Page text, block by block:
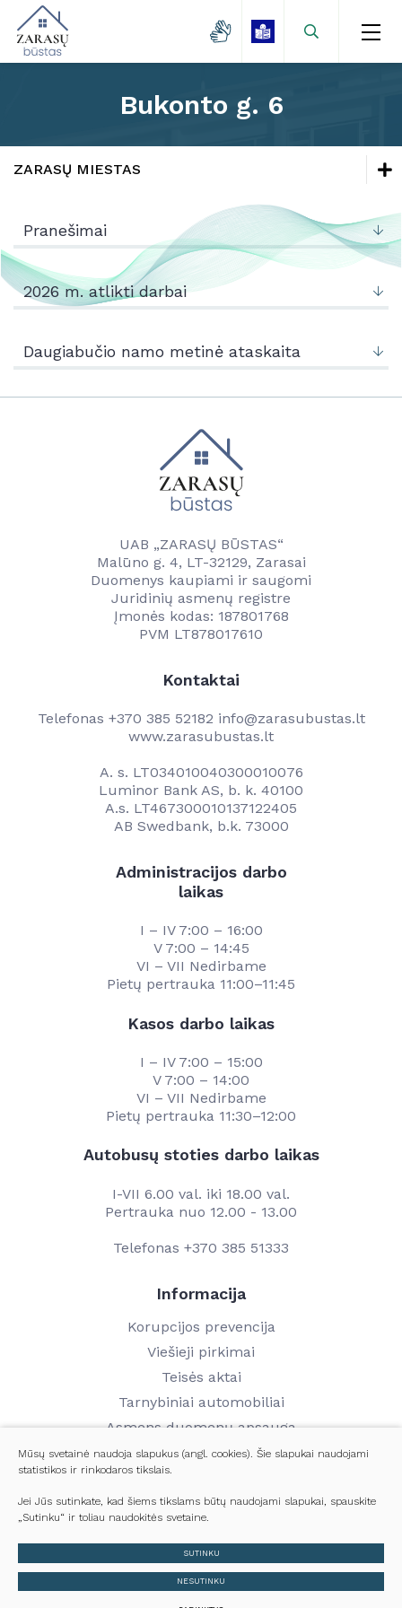
Naujienos
Zarasų miestas
Lėšų kaupimas
Mokamų paslaugų kainos
Projektai
Naujienos
Vandentvarkos skyrius
Vartotojams
Savitarna
Projektai
Kainos
Naujienos
Tvarkaraščiai
Transporto ir komunalinio ūkio skyrius
Paslaugos
Naudinga informacija
Projektai
Kontaktai
Darbuotojams
Kontaktai
Bukonto g. 6
ZARASŲ MIESTAS
Kaimo gyvenvietės
Mokamų paslaugų kainos
Pranešimai
2026 m. atlikti darbai
Daugiabučio namo metinė ataskaita
UAB „ZARASŲ BŪSTAS“
Malūno g. 4, LT-32129, Zarasai
Duomenys kaupiami ir saugomi
Juridinių asmenų registre
Įmonės kodas: 187801768
PVM LT878017610
Kontaktai
Telefonas +370 385 52182 info@zarasubustas.lt
www.zarasubustas.lt
A. s. LT034010040300010076
Luminor Bank AS, b. k. 40100
A.s. LT467300010137122405
AB Swedbank, b.k. 73000
Administracijos darbo
laikas
I – IV 7:00 – 16:00
V 7:00 – 14:45
VI – VII Nedirbame
Pietų pertrauka 11:00–11:45
Kasos darbo laikas
I – IV 7:00 – 15:00
V 7:00 – 14:00
VI – VII Nedirbame
Pietų pertrauka 11:30–12:00
Autobusų stoties darbo laikas
I-VII 6.00 val. iki 18.00 val.
Pertrauka nuo 12.00 - 13.00
Telefonas +370 385 51333
Informacija
Korupcijos prevencija
Viešieji pirkimai
Teisės aktai
Tarnybiniai automobiliai
Asmens duomenų apsauga
Finansinių ataskaitų rinkiniai
Darbo užmokestis
Kontaktai
© 2024 Visos teisės saugomos
Slapukų parinktys
Duomenų apsauga
Mūsų svetainė naudoja slapukus (angl. cookies). Šie slapukai naudojami
statistikos ir rinkodaros tikslais.
Jei Jūs sutinkate, kad šiems tikslams būtų naudojami slapukai, spauskite
„Sutinku“ ir toliau naudokitės svetaine.
SUTINKU
NESUTINKU